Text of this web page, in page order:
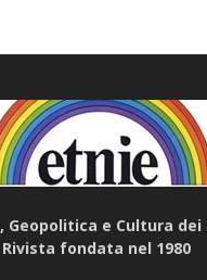
Geopolitica e Cultura dei
Rivista fondata nel 1980